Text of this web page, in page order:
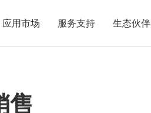
应用市场 服务支持 生态伙伴
售